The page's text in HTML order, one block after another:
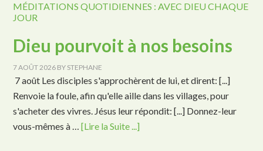
MÉDITATIONS QUOTIDIENNES : AVEC DIEU CHAQUE
JOUR
Dieu pourvoit à nos besoins
7 AOÛT 2026 BY STEPHANE
7 août Les disciples s'approchèrent de lui, et dirent: [...]
Renvoie la foule, afin qu'elle aille dans les villages, pour
s'acheter des vivres. Jésus leur répondit: [...] Donnez-leur
vous-mêmes à …[Lire la Suite ...]